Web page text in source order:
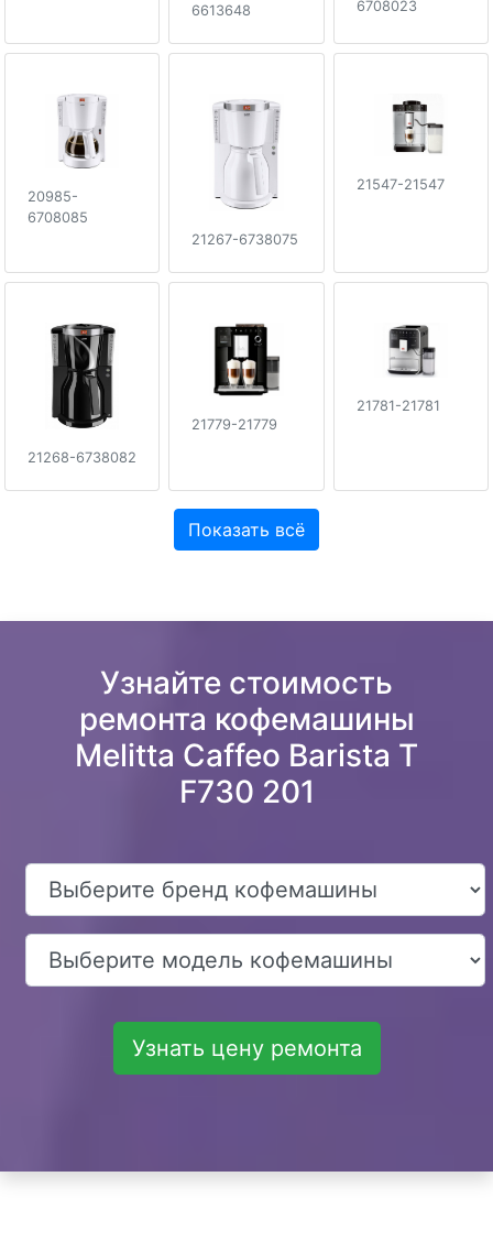
6613648 6708023
20985-
6708085
21267-6738075
21547-21547
21268-6738082
21779-21779
21781-21781
Показать всё
Узнайте стоимость
ремонта кофемашины
Melitta Caffeo Barista T
F730 201
Узнать цену ремонта